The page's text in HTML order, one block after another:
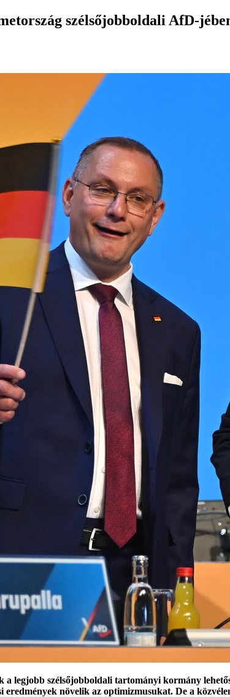
szélsőjobboldali AfD-
a legjobb szélsőjobboldali tartományi kormány
növelik az optimizmusukat. De a